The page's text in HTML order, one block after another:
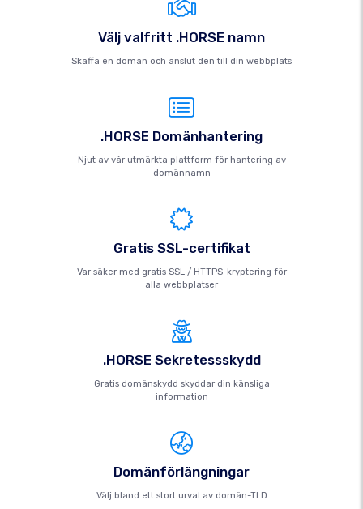
Välj valfritt .HORSE namn
Skaffa en domän och anslut den till din webbplats
.HORSE Domänhantering
Njut av vår utmärkta plattform för hantering av
domännamn
Gratis SSL-certifikat
Var säker med gratis SSL / HTTPS-kryptering för
alla webbplatser
.HORSE Sekretessskydd
Gratis domänskydd skyddar din känsliga
information
Domänförlängningar
Välj bland ett stort urval av domän-TLD